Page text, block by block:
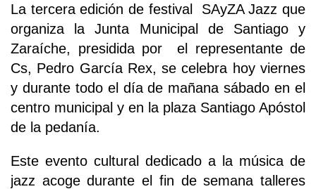
La tercera edición de festival SAyZA Jazz que
organiza la Junta Municipal de Santiago y
Zaraíche, presidida por el representante de
Cs, Pedro García Rex, se celebra hoy viernes
y durante todo el día de mañana sábado en el
centro municipal y en la plaza Santiago Apóstol
de la pedanía.
Este evento cultural dedicado a la música de
jazz acoge durante el fin de semana talleres